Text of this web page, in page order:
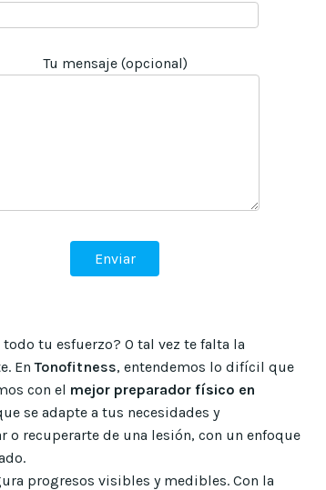
Tu mensaje (opcional)
tu esfuerzo? O tal vez te falta la
EnTonofitness, entendemos lo difícil que
con el mejor preparador físico en
se adapte a tus necesidades y
recuperarte de una lesión, con un enfoque
progresos visibles y medibles. Con la